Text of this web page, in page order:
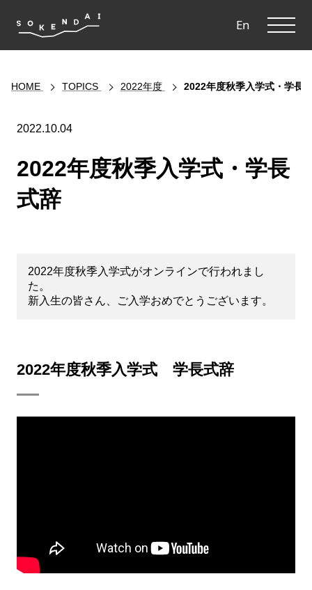
En
HOME TOPICS 2022年度 2022年度秋季入学式・学長
2022.10.04
2022年度秋季入学式・学長
式辞
2022年度秋季入学式がオンラインで行われまし
た。
新入生の皆さん、ご入学おめでとうございます。
2022年度秋季入学式 学長式辞